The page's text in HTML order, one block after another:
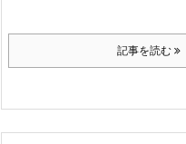
記事を読む